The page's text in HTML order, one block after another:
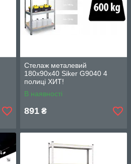
Стелаж металевий
180x90x40 Siker G9040 4
полиці ХИТ!
В наявності
891 ₴